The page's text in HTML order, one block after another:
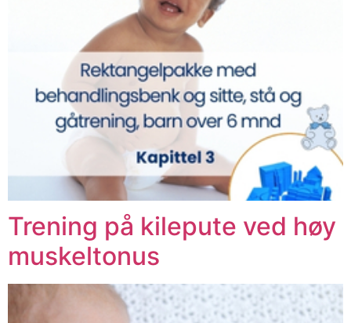
Trening på kilepute ved høy
muskeltonus